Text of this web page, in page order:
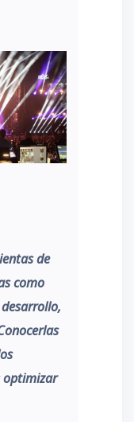
de
como
optimizar